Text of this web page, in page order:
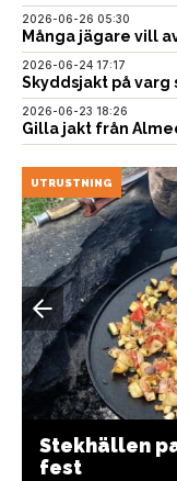
2026-06-26 05:30
Många jägare vill
2026-06-24 17:17
Skyddsjakt på varg
2026-06-23 18:26
Gilla jakt från
UTRUSTNING
Stekhällen
fest